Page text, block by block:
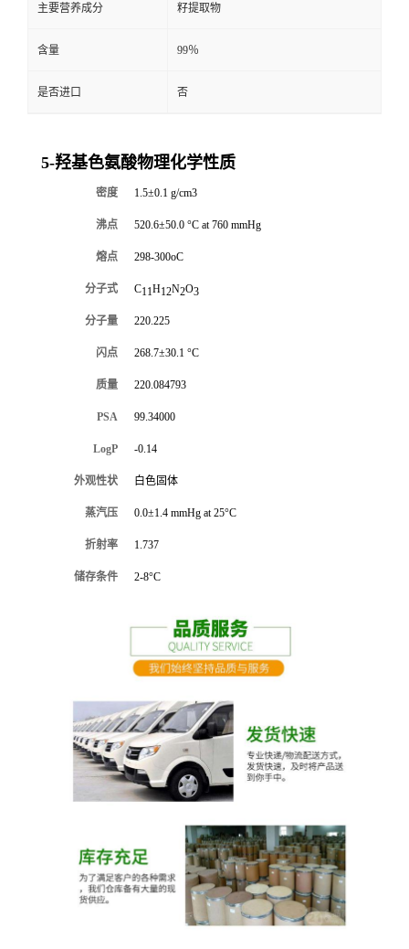
主要营养成分 籽提取物
含量 99％
是否进口 否
5-羟基色氨酸物理化学性质
密度 1.5±0.1 g/cm3
沸点 520.6±50.0 °C at 760 mmHg
熔点 298-300oC
分子式 C11H12N2O3
分子量 220.225
闪点 268.7±30.1 °C
质量 220.084793
PSA 99.34000
LogP -0.14
外观性状 白色固体
蒸汽压 0.0±1.4 mmHg at 25°C
折射率 1.737
储存条件 2-8°C